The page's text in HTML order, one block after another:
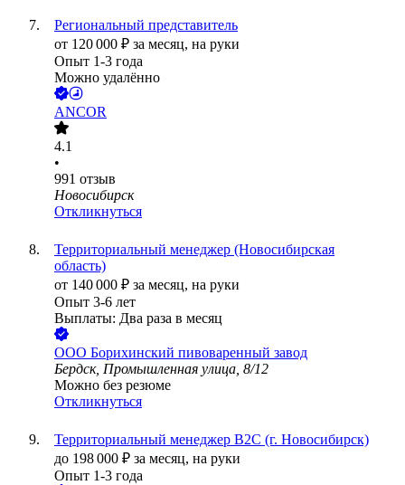
Региональный представитель
от 120 000 ₽ за месяц, на руки
Опыт 1-3 года
Можно удалённо
ANCOR
4.1
•
991 отзыв
Новосибирск
Откликнуться
Территориальный менеджер (Новосибирская
область)
от 140 000 ₽ за месяц, на руки
Опыт 3-6 лет
Выплаты: Два раза в месяц
ООО Борихинский пивоваренный завод
Бердск, Промышленная улица, 8/12
Можно без резюме
Откликнуться
Территориальный менеджер В2С (г. Новосибирск)
до 198 000 ₽ за месяц, на руки
Опыт 1-3 года